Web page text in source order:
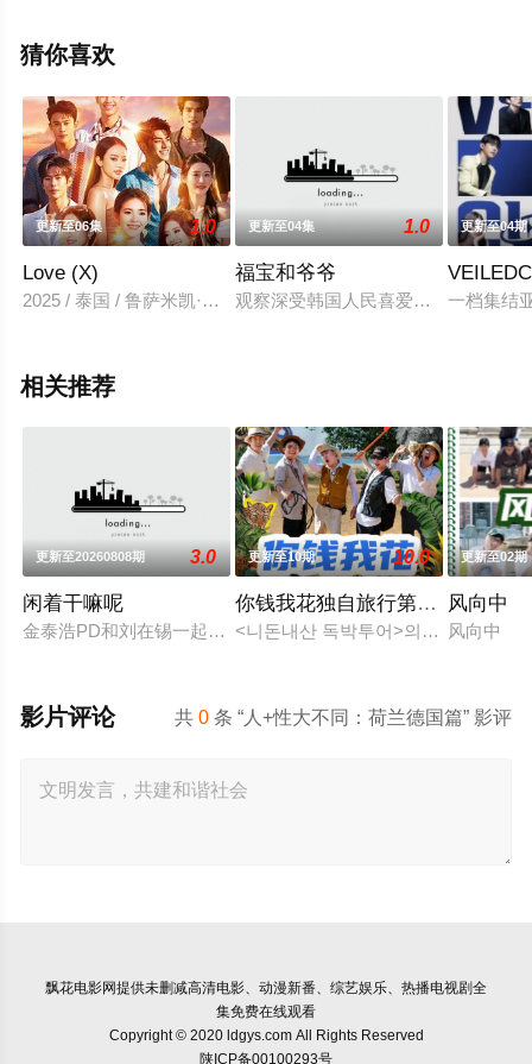
信息可移步至豆瓣综艺、电视猫或剧情网等平台了解。
猜你喜欢
更新至06集 1.0
Love (X)
2025 / 泰国 / 鲁萨米凯·法格伦德,玫缇卡·吉勒诺拉帕,达尔姆泰·
更新至04集 1.0
福宝和爷爷
观察深受韩国人民喜爱的熊猫福宝和
更新至04期
一档集结
相关推荐
更新至20260808期 3.0
闲着干嘛呢
金泰浩PD和刘在锡一起合作的MBC新综艺《闲着干嘛呢？》将
更新至10期 10.0
你钱我花独自旅行第五季
<니돈내산 독박투어>의 3번째 시즌 -
更新至02期
风向中
风向中
共0 条 “人+性大不同：荷兰德国篇” 影评
影片评论
飘花电影网提供未删减高清电影、动漫新番、综艺娱乐、热播电视剧全
集免费在线观看
Copyright © 2020 ldgys.com All Rights Reserved
陕ICP备00100293号